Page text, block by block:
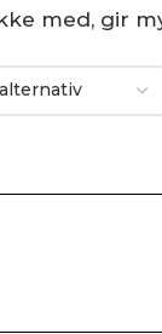
med, gir